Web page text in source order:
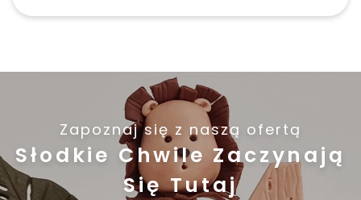
Zapoznaj się z naszą ofertą
Słodkie Chwile Zaczynają
Się Tutaj